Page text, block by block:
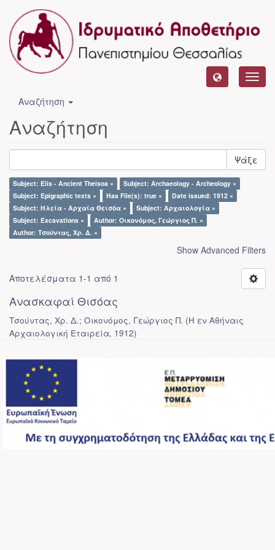
Αναζήτηση
Αναζήτηση
Ψάξε
Subject: Elis - Ancient Theisoa ×
Subject: Archaeology - Archeology ×
Subject: Epigraphic texts ×
Has File(s): true ×
Date issued: 1912 ×
Subject: Ηλεία - Αρχαία Θεισόα ×
Subject: Αρχαιολογία ×
Subject: Excavations ×
Author: Οικονόμος, Γεώργιος Π. ×
Author: Τσούντας, Χρ. Δ. ×
Show Advanced Filters
Αποτελέσματα 1-1 από 1
Ανασκαφαί Θισόας
Τσούντας, Χρ. Δ.; Οικονόμος, Γεώργιος Π. (Η εν Αθήναις
Αρχαιολογική Εταιρεία, 1912)